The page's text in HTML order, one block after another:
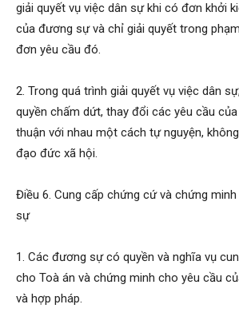
giải quyết vụ việc dân sự khi có đơn khởi
của đương sự và chỉ giải quyết trong
đơn yêu cầu đó.
2. Trong quá trình giải quyết vụ việc dân
quyền chấm dứt, thay đổi các yêu cầu
thuận với nhau một cách tự nguyện,
đạo đức xã hội.
Điều 6. Cung cấp chứng cứ và chứng
sự
1. Các đương sự có quyền và nghĩa vụ
cho Toà án và chứng minh cho yêu cầu
và hợp pháp.